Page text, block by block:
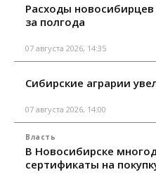
Расходы
за полгода
07 августа 2026, 14:35
Сибирские аграрии
07 августа 2026, 14:00
Власть
В Новосибирске
сертификаты на